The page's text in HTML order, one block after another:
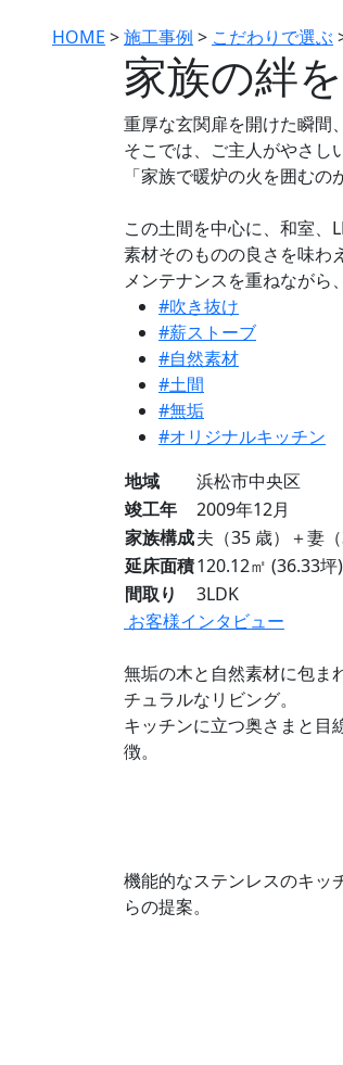
HOME >施工事例 > こだわりで選ぶ
家族の絆
重厚な玄関扉を開けた瞬間
そこでは、ご主人がやさし
「家族で暖炉の火を囲むの
この土間を中心に、和室、
素材そのものの良さを味わ
メンテナンスを重ねながら
#吹き抜け
#薪ストーブ
#自然素材
#土間
#無垢
#オリジナルキッチン
地域
浜松市中央区
竣工年
2009年12月
家族構成夫（35 歳）＋妻
延床面積120.12㎡ (36.33坪)
間取り
3LDK
お客様インタビュー
無垢の木と自然素材に包ま
チュラルなリビング。
キッチンに立つ奥さまと目
徴。
機能的なステンレスのキッ
らの提案。